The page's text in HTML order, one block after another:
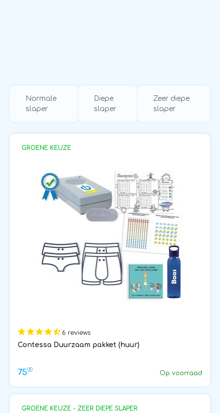
Normale
slaper
Diepe
slaper
Zeer diepe
slaper
GROENE KEUZE
6 reviews
Contessa Duurzaam pakket (huur)
7500 Op voorraad
GROENE KEUZE - ZEER DIEPE SLAPER